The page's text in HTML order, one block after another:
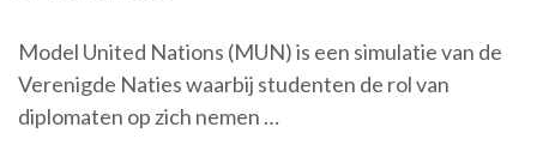
Model United Nations (MUN) is een simulatie van de
Verenigde Naties waarbij studenten de rol van
diplomaten op zich nemen …